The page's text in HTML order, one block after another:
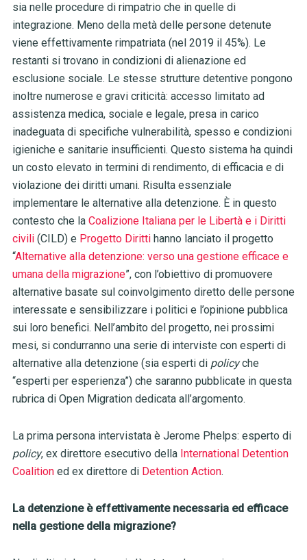
sia nelle procedure di rimpatrio che in quelle di
integrazione. Meno della metà delle persone detenute
viene effettivamente rimpatriata (nel 2019 il 45%). Le
restanti si trovano in condizioni di alienazione ed
esclusione sociale. Le stesse strutture detentive pongono
inoltre numerose e gravi criticità: accesso limitato ad
assistenza medica, sociale e legale, presa in carico
inadeguata di specifiche vulnerabilità, spesso e condizioni
igieniche e sanitarie insufficienti. Questo sistema ha quindi
un costo elevato in termini di rendimento, di efficacia e di
violazione dei diritti umani. Risulta essenziale
implementare le alternative alla detenzione. È in questo
contesto che la Coalizione Italiana per le Libertà e i Diritti
civili(CILD) e Progetto Dirittihanno lanciato il progetto
“Alternative alla detenzione: verso una gestione efficace e
umana della migrazione”, con l’obiettivo di promuovere
alternative basate sul coinvolgimento diretto delle persone
interessate e sensibilizzare i politici e l’opinione pubblica
sui loro benefici. Nell’ambito del progetto, nei prossimi
mesi, si condurranno una serie di interviste con esperti di
alternative alla detenzione (sia esperti di policyche
“esperti per esperienza”) che saranno pubblicate in questa
rubrica di Open Migration dedicata all’argomento.
La prima persona intervistata è Jerome Phelps: esperto di
policy, ex direttore esecutivo della International Detention
Coalitioned ex direttore di Detention Action.
La detenzione è effettivamente necessaria ed efficace
nella gestione della migrazione?